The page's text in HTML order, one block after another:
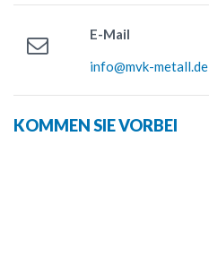
E-Mail
info@mvk-metall.de
KOMMEN SIE VORBEI